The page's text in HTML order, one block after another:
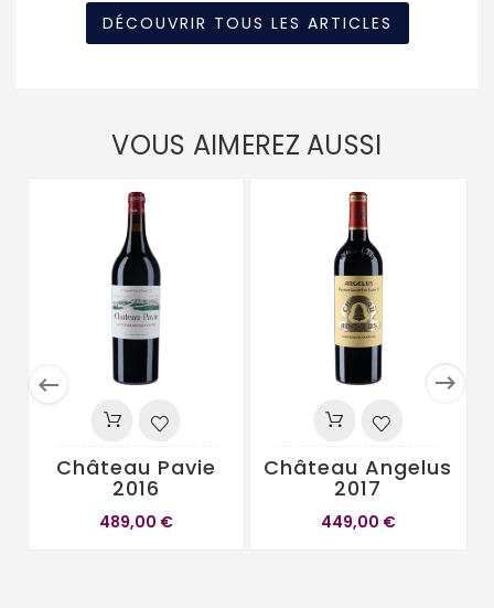
DÉCOUVRIR TOUS LES ARTICLES
VOUS AIMEREZ AUSSI
 
Château Pavie
2016
489,00 €
Château Angelus
2017
449,00 €